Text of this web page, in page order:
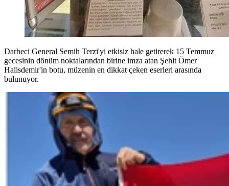
Darbeci General Semih Terzi'yi etkisiz hale getirerek 15 Temmuz
gecesinin dönüm noktalarından birine imza atan Şehit Ömer
Halisdemir'in botu, müzenin en dikkat çeken eserleri arasında
bulunuyor.